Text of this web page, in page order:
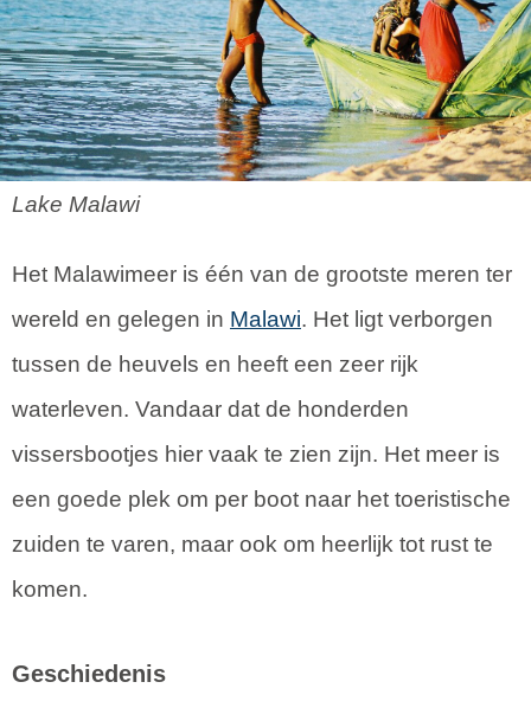
Lake Malawi
Het Malawimeer is één van de grootste meren ter
wereld en gelegen in Malawi. Het ligt verborgen
tussen de heuvels en heeft een zeer rijk
waterleven. Vandaar dat de honderden
vissersbootjes hier vaak te zien zijn. Het meer is
een goede plek om per boot naar het toeristische
zuiden te varen, maar ook om heerlijk tot rust te
komen.
Geschiedenis